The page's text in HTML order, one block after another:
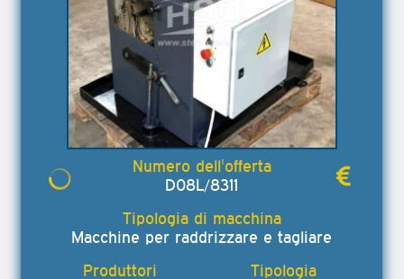
D08L/8311
Macchine per raddrizzare e tagliare